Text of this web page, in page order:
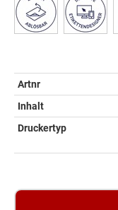
Artnr
Inhalt
Druckertyp